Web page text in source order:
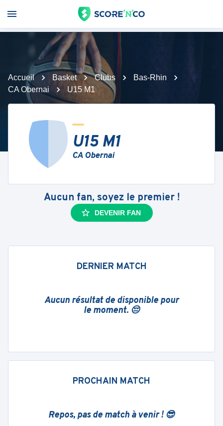
Accueil Basket Clubs
Bas-Rhin
CA Obernai
U15 M1
U15 M1
CA Obernai
Aucun fan, soyez le premier !
DEVENIR FAN
DERNIER MATCH
Aucun résultat de disponible pour
le moment. 😔
PROCHAIN MATCH
Repos, pas de match à venir ! 😎